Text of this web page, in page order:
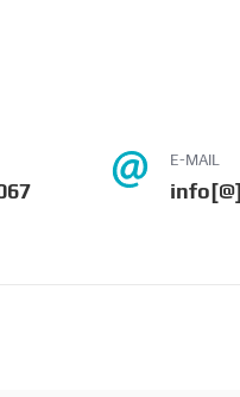
E-MAIL